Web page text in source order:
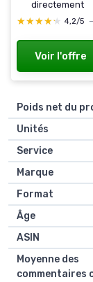
directement
★★★★★
★★★★★ 4,2/5
Voir l'offre
Poids net du
Unités
Service
Marque
Format
Âge
ASIN
Moyenne des
commentaires